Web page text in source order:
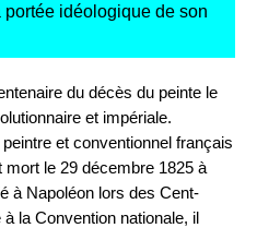
idéologique de son
du décès du peinte le
et impériale.
et conventionnel français
mort le 29 décembre 1825 à
à Napoléon lors des Cent-
la Convention nationale, il